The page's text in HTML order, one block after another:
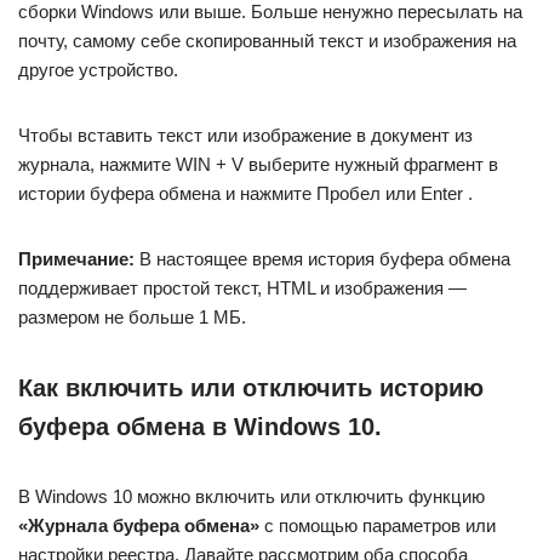
сборки Windows или выше. Больше ненужно пересылать на
почту, самому себе скопированный текст и изображения на
другое устройство.
Чтобы вставить текст или изображение в документ из
журнала, нажмите WIN + V выберите нужный фрагмент в
истории буфера обмена и нажмите Пробел или Enter .
Примечание: В настоящее время история буфера обмена
поддерживает простой текст, HTML и изображения —
размером не больше 1 МБ.
Как включить или отключить историю
буфера обмена в Windows 10.
В Windows 10 можно включить или отключить функцию
«Журнала буфера обмена» с помощью параметров или
настройки реестра. Давайте рассмотрим оба способа